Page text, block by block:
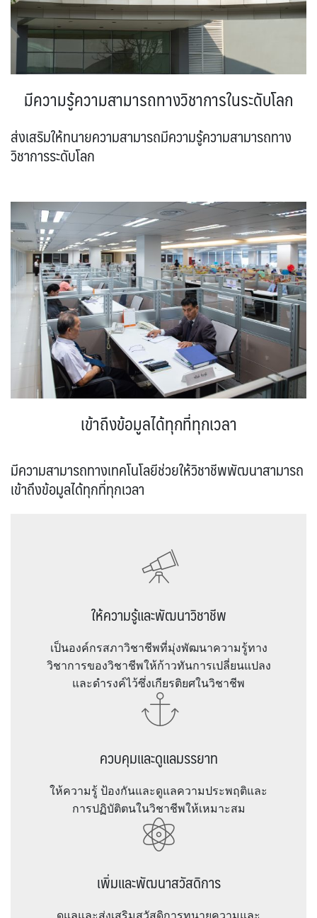
มีความรู้ความสามารถทางวิชาการในระดับโลก
ส่งเสริมให้ทนายความสามารถมีความรู้ความสามารถทาง
วิชาการระดับโลก
เข้าถึงข้อมูลได้ทุกที่ทุกเวลา
มีความสามารถทางเทคโนโลยีช่วยให้วิชาชีพพัฒนาสามารถ
เข้าถึงข้อมูลได้ทุกที่ทุกเวลา
ให้ความรู้และพัฒนาวิชาชีพ
เป็นองค์กรสภาวิชาชีพที่มุ่งพัฒนาความรู้ทาง
วิชาการของวิชาชีพให้ก้าวทันการเปลี่ยนแปลง
และดำรงค์ไว้ซึ่งเกียรติยศในวิชาชีพ
ควบคุมและดูแลมรรยาท
ให้ความรู้ ป้องกันและดูแลความประพฤติและ
การปฏิบัติตนในวิชาชีพให้เหมาะสม
เพิ่มและพัฒนาสวัสดิการ